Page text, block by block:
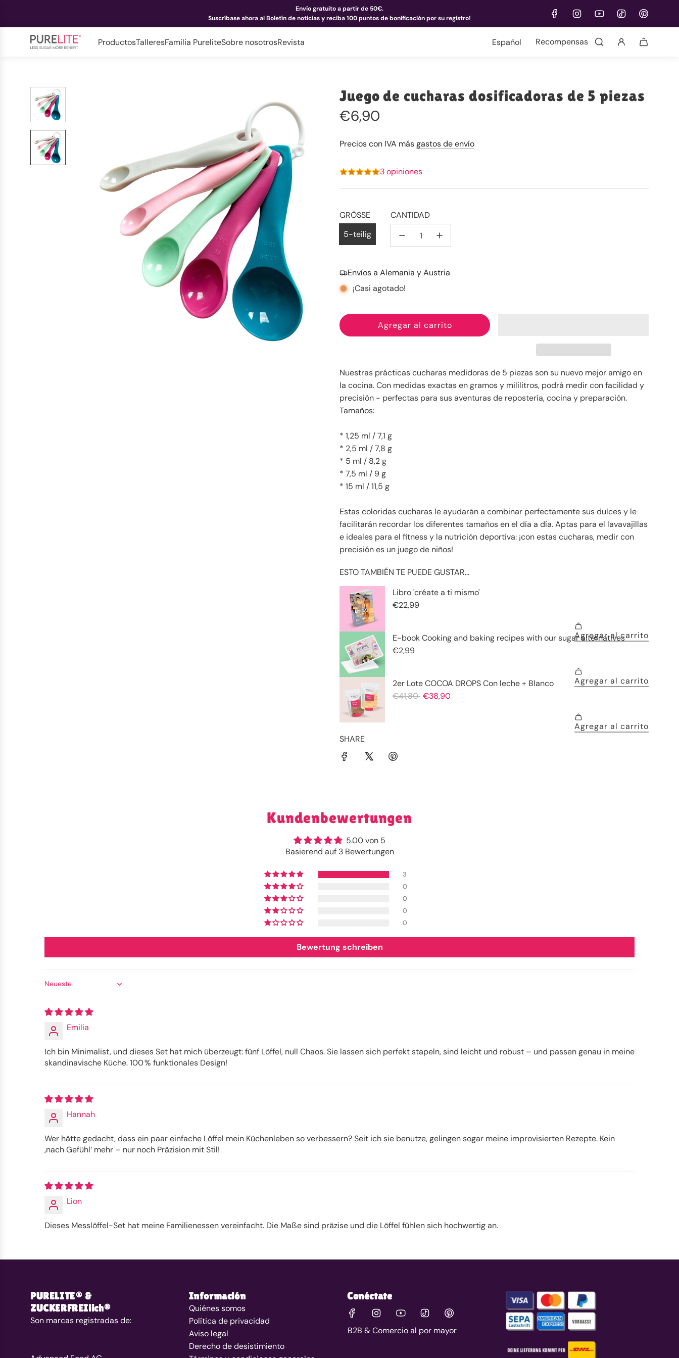
Envío gratuito a partir de 50€.
Suscríbase ahora alBoletínde noticias y reciba 100 puntos de bonificación por su registro!
ProductosTalleresFamilia PureliteSobre nosotrosRevista IdiomaRecompensas
Juego de cucharas dosificadoras de 5 piezas
Precio
regular
€6,90
Precios con IVA másgastos de envío
3 opiniones
GRÖSSE
5-teilig
CANTIDAD
Envíos a Alemania y Austria
¡Casi agotado!
Agregar al carrito
c
g
a
n
Nuestras prácticas cucharas medidoras de 5 piezas son su nuevo mejor amigo en
la cocina. Con medidas exactas en gramos y mililitros, podrá medir con facilidad y
precisión - perfectas para sus aventuras de repostería, cocina y preparación.
Tamaños:
* 1,25 ml / 7,1 g
* 2,5 ml / 7,8 g
* 5 ml / 8,2 g
* 7,5 ml / 9 g
* 15 ml / 11,5 g
Estas coloridas cucharas le ayudarán a combinar perfectamente sus dulces y le
facilitarán recordar los diferentes tamaños en el día a día. Aptas para el lavavajillas
e ideales para el fitness y la nutrición deportiva: ¡con estas cucharas, medir con
precisión es un juego de niños!
ESTO TAMBIÉN TE PUEDE GUSTAR...
SHARE
Kundenbewertungen
5.00 von 5
Basierend auf 3 Bewertungen
3
0
0
0
0
Bewertung schreiben
Sort by
Emilia
Ich bin Minimalist, und dieses Set hat mich überzeugt: fünf Löffel, null Chaos. Sie lassen sich perfekt stapeln, sind leicht und robust – und passen genau in meine
skandinavische Küche. 100 % funktionales Design!
Hannah
Wer hätte gedacht, dass ein paar einfache Löffel mein Küchenleben so verbessern? Seit ich sie benutze, gelingen sogar meine improvisierten Rezepte. Kein
‚nach Gefühl‘ mehr – nur noch Präzision mit Stil!
Lion
Dieses Messlöffel-Set hat meine Familienessen vereinfacht. Die Maße sind präzise und die Löffel fühlen sich hochwertig an.
PURELITE® &
ZUCKERFREIlich®
Son marcas registradas de:
Información
Quiénes somos
Política de privacidad
Aviso legal
Derecho de desistimiento
Conéctate
B2B & Comercio al por mayor